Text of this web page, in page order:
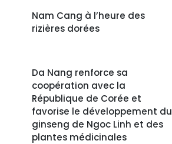
Nam Cang à l’heure des
rizières dorées
Da Nang renforce sa
coopération avec la
République de Corée et
favorise le développement du
ginseng de Ngoc Linh et des
plantes médicinales